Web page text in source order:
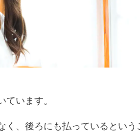
います。
く、後ろにも払っているという